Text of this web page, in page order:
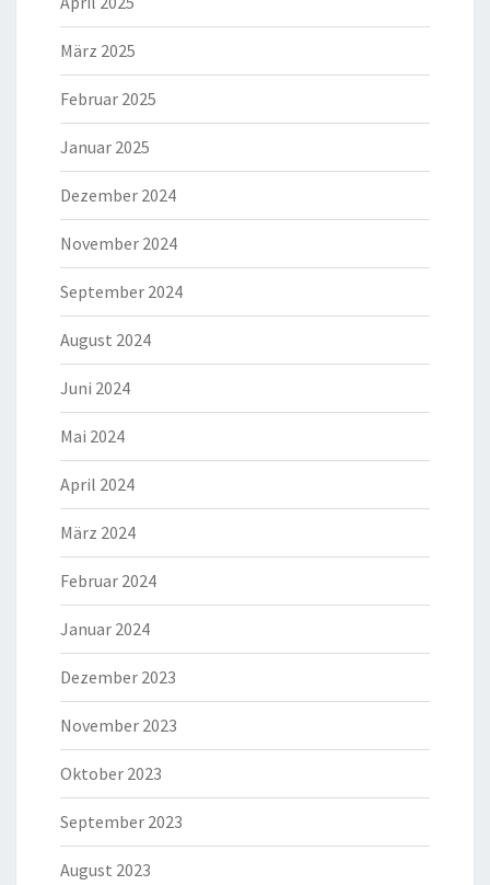
März 2025
Februar 2025
Januar 2025
Dezember 2024
November 2024
September 2024
August 2024
Juni 2024
Mai 2024
April 2024
März 2024
Februar 2024
Januar 2024
Dezember 2023
November 2023
Oktober 2023
September 2023
August 2023